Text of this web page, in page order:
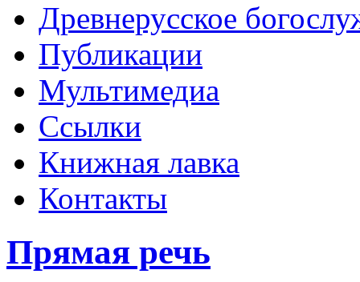
Древнерусское
Публикации
Мультимедиа
Ссылки
Книжная лавка
Контакты
Прямая речь